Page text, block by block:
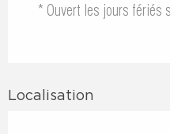
* Ouvert les jours fériés
Localisation